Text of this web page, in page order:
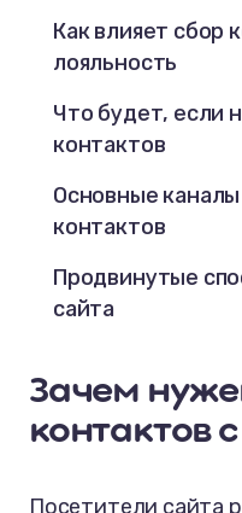
Как влияет сбор
лояльность
Что будет, если
контактов
Основные
контактов
Продвинутые
сайта
избежать
Инструменты и
Как
Зачем
контактов
Посетители сайта